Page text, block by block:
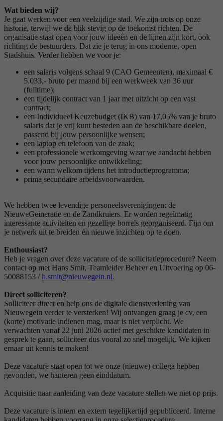
Wat bieden wij?
Je gaat werken voor een veelzijdige stad. We zijn trots op onze
historie, terwijl we de blik stevig op de toekomst richten. De
organisatie staat open voor jouw ideeën en de lijnen zijn kort, ook
richting de bestuurders. Dat zie je terug in ons moderne, open
Stadshuis. Verder hebben we voor je:
een salaris volgens schaal 9 (CAO Gemeenten), maximaal €
5.033,- bruto per maand bij een werkweek van 36 uur
(fulltime);
een tijdelijk contract van 1 jaar met uitzicht op een vast
contract;
een Individueel Keuzebudget (IKB) van 17,05% van je bruto
salaris dat je vrij kunt besteden aan de beschikbare doelen,
passend bij jouw persoonlijke wensen;
een laptop en telefoon van de zaak;
een professionele werkomgeving waar we aandacht hebben
voor jouw persoonlijke ontwikkeling;
een warm welkom tijdens het introductieprogramma;
prima secundaire arbeidsvoorwaarden.
We hebben twee levendige personeelsverenigingen: de
NieuweGeineratie en de Zandkruiers. Er worden regelmatig
interessante activiteiten en gezellige borrels georganiseerd. Fijn om
je netwerk uit te breiden én nieuwe inzichten op te doen.
Enthousiast?
Heb je vragen over deze vacature of de sollicitatieprocedure? Neem
contact op met Hans Smit, Teamleider Beheer en Uitvoering op 06-
50088153 /h.smit@nieuwegein.nl.
Direct solliciteren?
Solliciteer direct en help ons de digitale dienstverlening van
Nieuwegein verder te versterken! Wij ontvangen graag je cv, een
(korte) motivatie indienen mag, maar is niet verplicht. We
verwachten vanaf 22 juni 2026 actief met geschikte kandidaten in
gesprek te gaan, solliciteer dus vooral zo snel mogelijk. We kijken
ernaar uit kennis te maken!
Deze vacature staat open tot we onze (nieuwe) collega hebben
gevonden, we hanteren geen einddatum.
Acquisitie naar aanleiding van deze vacature stellen we niet op prijs.
Deze vacature is intern en extern tegelijkertijd gepubliceerd. Interne